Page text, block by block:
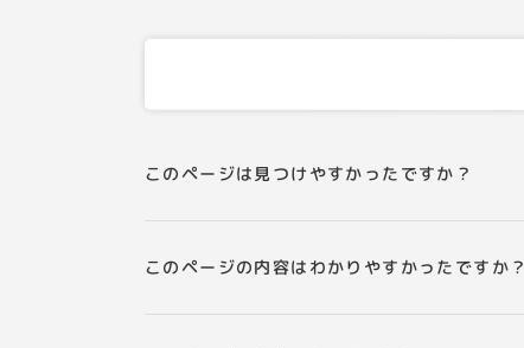
このページは見つけやすかったですか？
このページの内容はわかりやすかったですか？